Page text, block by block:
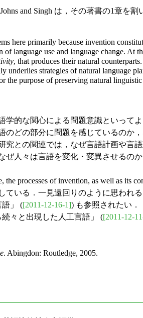
and Singh は，その著書の1章を割
here primarily because invention
of language use and language change.
, that produces their natural
underlies strategies of natural language
purpose of preserving natural
的な関心による問題意識といって
どの部分に問題を感じているのか
との関連では，なぜ言語計画や言
人々は言語を変化・変異させるの
processes of invention, as well as its
している．一見遠回りのように思
語」 ([2011-12-16-1]) も参照されたい．
々と出現した人工言語」 ([2011-12-
. Abingdon: Routledge, 2005.